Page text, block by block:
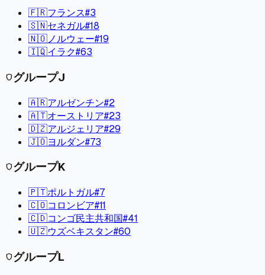
🇫🇷フランス#3
🇸🇳セネガル#18
🇳🇴ノルウェー#19
🇮🇶イラク#63
shieldグループJ
🇦🇷アルゼンチン#2
🇦🇹オーストリア#23
🇩🇿アルジェリア#29
🇯🇴ヨルダン#73
shieldグループK
🇵🇹ポルトガル#7
🇨🇴コロンビア#11
🇨🇩コンゴ民主共和国#41
🇺🇿ウズベキスタン#60
shieldグループL